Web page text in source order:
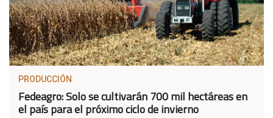
PRODUCCIÓN
Fedeagro: Solo se cultivarán 700 mil hectáreas en
el país para el próximo ciclo de invierno